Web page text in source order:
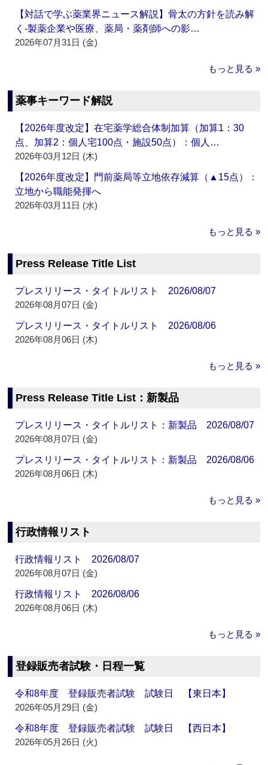
【対話で学ぶ薬業界ニュース解説】骨太の方針を読み解
く‐製薬企業や医療、薬局・薬剤師への影…
2026年07月31日 (金)
もっと見る »
薬事キーワード解説
【2026年度改定】在宅薬学総合体制加算（加算1：30
点、加算2：個人宅100点・施設50点）：個人…
2026年03月12日 (木)
【2026年度改定】門前薬局等立地依存減算（▲15点）：
立地から職能発揮へ
2026年03月11日 (水)
もっと見る »
Press Release Title List
プレスリリース・タイトルリスト 2026/08/07
2026年08月07日 (金)
プレスリリース・タイトルリスト 2026/08/06
2026年08月06日 (木)
もっと見る »
Press Release Title List：新製品
プレスリリース・タイトルリスト：新製品 2026/08/07
2026年08月07日 (金)
プレスリリース・タイトルリスト：新製品 2026/08/06
2026年08月06日 (木)
もっと見る »
行政情報リスト
行政情報リスト 2026/08/07
2026年08月07日 (金)
行政情報リスト 2026/08/06
2026年08月06日 (木)
もっと見る »
登録販売者試験・日程一覧
令和8年度 登録販売者試験 試験日 【東日本】
2026年05月29日 (金)
令和8年度 登録販売者試験 試験日 【西日本】
2026年05月26日 (火)